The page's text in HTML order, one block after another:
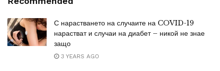
С нарастването на случаите на COVID-19
нарастват и случаи на диабет – никой не знае
защо
3 YEARS AGO